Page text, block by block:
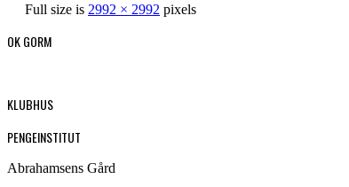
Full size is 2992 × 2992 pixels
OK GORM
KLUBHUS
PENGEINSTITUT
Abrahamsens Gård